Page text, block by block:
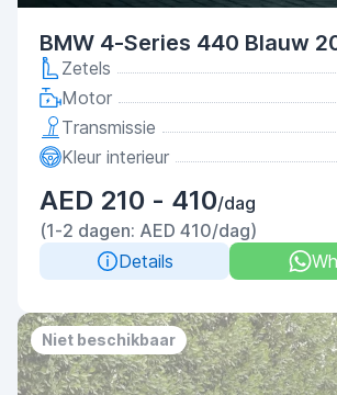
BMW 4-Series 440 Blauw
Zetels
Motor
Transmissie
Kleur interieur
AED 210 - 410/dag
(1-2 dagen: AED 410/dag)
Details
Niet beschikbaar